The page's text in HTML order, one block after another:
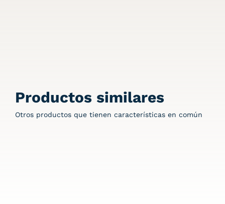
Productos similares
Otros productos que tienen características en común